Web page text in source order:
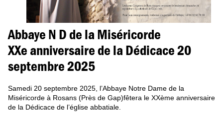
Abbaye N D de la Miséricorde
XXe anniversaire de la Dédicace 20
septembre 2025
Samedi 20 septembre 2025, l’Abbaye Notre Dame de la
Miséricorde à Rosans (Près de Gap)fêtera le XXème anniversaire
de la Dédicace de l’église abbatiale.